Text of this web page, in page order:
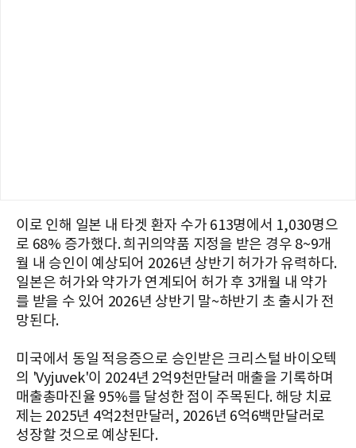
이로 인해 일본 내 타겟 환자 수가 613명에서 1,030명으
로 68% 증가했다. 희귀의약품 지정을 받은 경우 8~9개
월 내 승인이 예상되어 2026년 상반기 허가가 유력하다.
일본은 허가와 약가가 연계되어 허가 후 3개월 내 약가
를 받을 수 있어 2026년 상반기 말~하반기 초 출시가 전
망된다.
미국에서 동일 적응증으로 승인받은 크리스털 바이오텍
의 'Vyjuvek'이 2024년 2억9천만달러 매출을 기록하며
매출총마진율 95%를 달성한 점이 주목된다. 해당 치료
제는 2025년 4억2천만달러, 2026년 6억6백만달러로
성장할 것으로 예상된다.